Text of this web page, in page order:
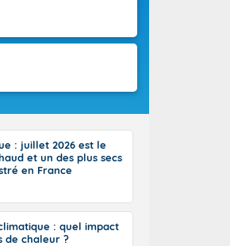
: juillet 2026 est le
et un des plus secs
en France
: quel impact
de chaleur ?